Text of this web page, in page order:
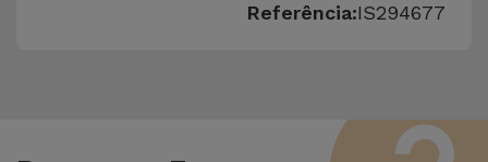
Referência:IS294677